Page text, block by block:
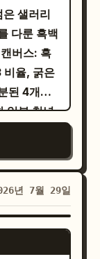
크 없음,
러스트 아
의 차이
키가 작
위치합니
숫자가
개 포함합
형 키 가
릭터 머리
머리 높
. 양옆에
하며 각 블
라벨을 넣
샐러리
다룬 흑백
비율, 굵은
된 4개의
선과 삐
대비를
있는 현
이 켜진
에 미니
년 7월 29일
IMAGE 2